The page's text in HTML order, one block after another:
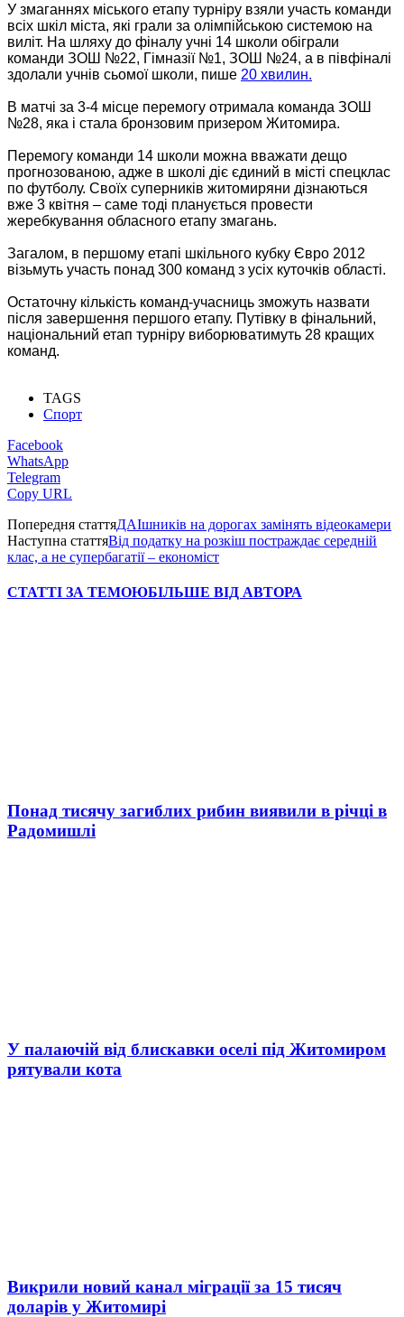
У змаганнях міського етапу турніру взяли участь команди
всіх шкіл міста, які грали за олімпійською системою на
виліт. На шляху до фіналу учні 14 школи обіграли
команди ЗОШ №22, Гімназії №1, ЗОШ №24, а в півфіналі
здолали учнів сьомої школи, пише 20 хвилин.
В матчі за 3-4 місце перемогу отримала команда ЗОШ
№28, яка і стала бронзовим призером Житомира.
Перемогу команди 14 школи можна вважати дещо
прогнозованою, адже в школі діє єдиний в місті спецклас
по футболу. Своїх суперників житомиряни дізнаються
вже 3 квітня – саме тоді планується провести
жеребкування обласного етапу змагань.
Загалом, в першому етапі шкільного кубку Євро 2012
візьмуть участь понад 300 команд з усіх куточків області.
Остаточну кількість команд-учасниць зможуть назвати
після завершення першого етапу. Путівку в фінальний,
національний етап турніру виборюватимуть 28 кращих
команд.
TAGS
Спорт
Facebook
WhatsApp
Telegram
Copy URL
Попередня статтяДАІшників на дорогах замінять відеокамери
Наступна статтяВід податку на розкіш постраждає середній
клас, а не супербагатії – економіст
СТАТТІ ЗА ТЕМОЮБІЛЬШЕ ВІД АВТОРА
Понад тисячу загиблих рибин виявили в річці в
Радомишлі
У палаючій від блискавки оселі під Житомиром
рятували кота
Викрили новий канал міграції за 15 тисяч
доларів у Житомирі